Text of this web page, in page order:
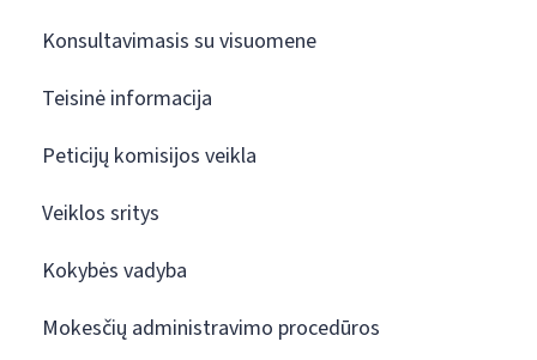
Konsultavimasis su visuomene
Teisinė informacija
Peticijų komisijos veikla
Veiklos sritys
Kokybės vadyba
Mokesčių administravimo procedūros